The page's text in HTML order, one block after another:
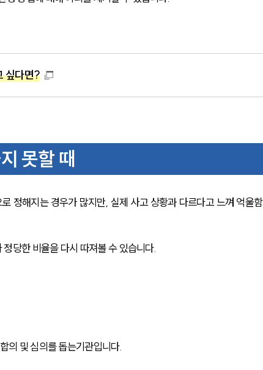
싶다면?
못할 때
정해지는 경우가 많지만, 실제 사고 상황과 다르다고 느껴 억울
당한 비율을 다시 따져볼 수 있습니다.
의 및 심의를 돕는기관입니다.